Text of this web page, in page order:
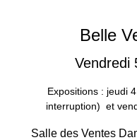
Belle
Vendredi
Expositions : jeudi
interruption) et
Salle des Ventes